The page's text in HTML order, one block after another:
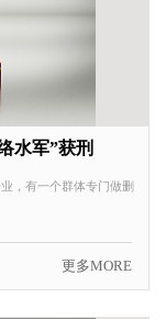
水军”获刑
，有一个群体专门做删
更多MORE